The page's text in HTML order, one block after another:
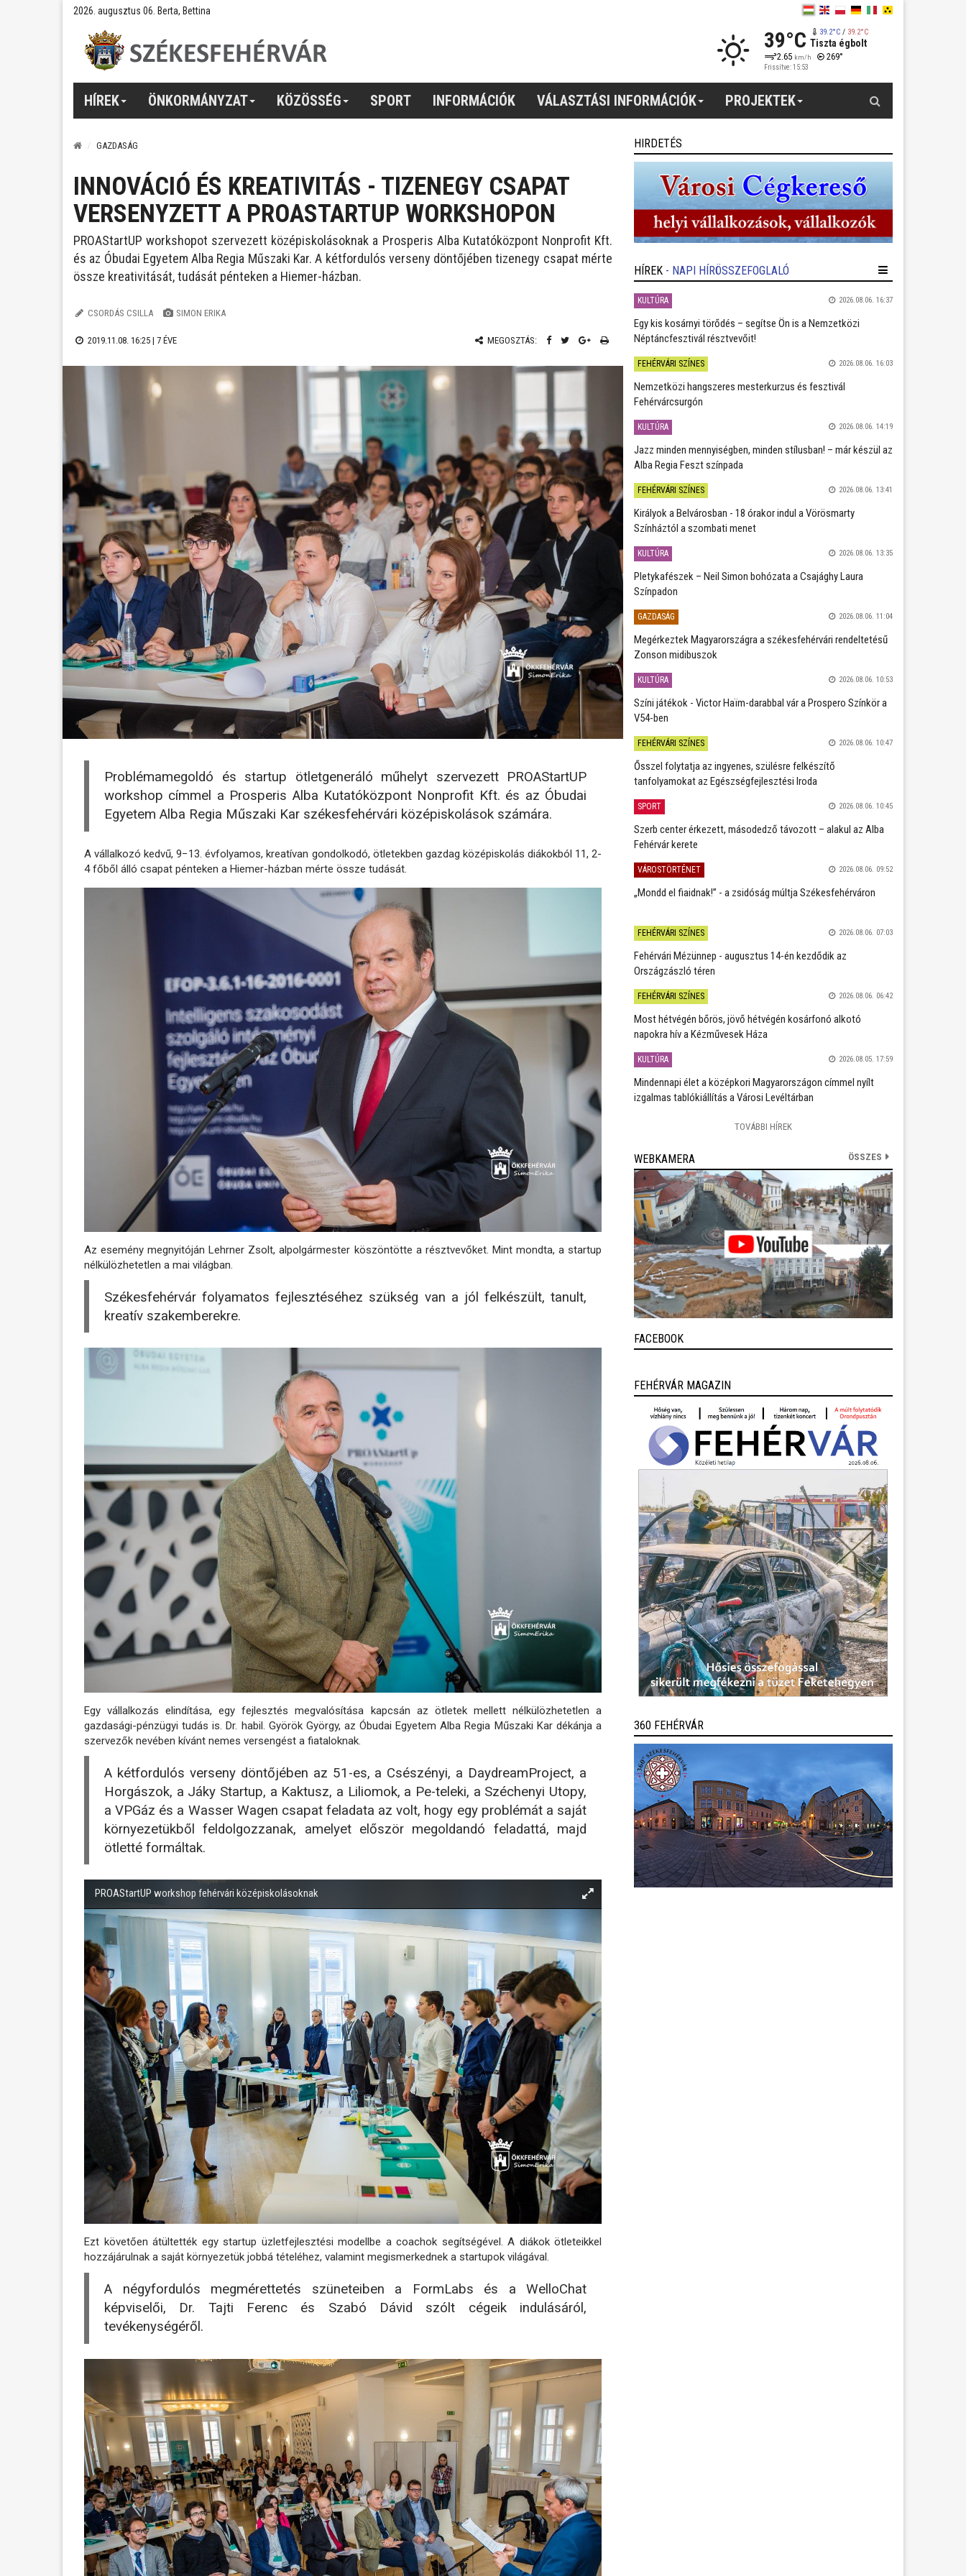
2026. augusztus 06. Berta, Bettina
39°C 39.2°C/ 39.2°C
Tiszta égbolt
2.65 km/h 269°
Frissítve: 15:53
HÍREK ÖNKORMÁNYZAT KÖZÖSSÉG SPORT INFORMÁCIÓK VÁLASZTÁSI INFORMÁCIÓK PROJEKTEK
GAZDASÁG
INNOVÁCIÓ ÉS KREATIVITÁS - TIZENEGY CSAPAT
VERSENYZETT A PROASTARTUP WORKSHOPON
PROAStartUP workshopot szervezett középiskolásoknak a Prosperis Alba Kutatóközpont Nonprofit Kft.
és az Óbudai Egyetem Alba Regia Műszaki Kar. A kétfordulós verseny döntőjében tizenegy csapat mérte
össze kreativitását, tudását pénteken a Hiemer-házban.
CSORDÁS CSILLA SIMON ERIKA
2019.11.08. 16:25 | 7 ÉVE MEGOSZTÁS:
Problémamegoldó és startup ötletgeneráló műhelyt szervezett PROAStartUP
workshop címmel a Prosperis Alba Kutatóközpont Nonprofit Kft. és az Óbudai
Egyetem Alba Regia Műszaki Kar székesfehérvári középiskolások számára.
A vállalkozó kedvű, 9−13. évfolyamos, kreatívan gondolkodó, ötletekben gazdag középiskolás diákokból 11, 2-
4 főből álló csapat pénteken a Hiemer-házban mérte össze tudását.
Az esemény megnyitóján Lehrner Zsolt, alpolgármester köszöntötte a résztvevőket. Mint mondta, a startup
nélkülözhetetlen a mai világban.
Székesfehérvár folyamatos fejlesztéséhez szükség van a jól felkészült, tanult,
kreatív szakemberekre.
Egy vállalkozás elindítása, egy fejlesztés megvalósítása kapcsán az ötletek mellett nélkülözhetetlen a
gazdasági-pénzügyi tudás is. Dr. habil. Györök György, az Óbudai Egyetem Alba Regia Műszaki Kar dékánja a
szervezők nevében kívánt nemes versengést a fiataloknak.
A kétfordulós verseny döntőjében az 51-es, a Csészényi, a DaydreamProject, a
Horgászok, a Jáky Startup, a Kaktusz, a Liliomok, a Pe-teleki, a Széchenyi Utopy,
a VPGáz és a Wasser Wagen csapat feladata az volt, hogy egy problémát a saját
környezetükből feldolgozzanak, amelyet először megoldandó feladattá, majd
ötletté formáltak.
PROAStartUP workshop fehérvári középiskolásoknak
Ezt követően átültették egy startup üzletfejlesztési modellbe a coachok segítségével. A diákok ötleteikkel
hozzájárulnak a saját környezetük jobbá tételéhez, valamint megismerkednek a startupok világával.
A négyfordulós megmérettetés szüneteiben a FormLabs és a WelloChat
képviselői, Dr. Tajti Ferenc és Szabó Dávid szólt cégeik indulásáról,
tevékenységéről.
HIRDETÉS
HÍREK - NAPI HÍRÖSSZEFOGLALÓ
KULTÚRA 2026.08.06. 16:37
Egy kis kosárnyi törődés – segítse Ön is a Nemzetközi
Néptáncfesztivál résztvevőit!
FEHÉRVÁRI SZÍNES 2026.08.06. 16:03
Nemzetközi hangszeres mesterkurzus és fesztivál
Fehérvárcsurgón
KULTÚRA 2026.08.06. 14:19
Jazz minden mennyiségben, minden stílusban! – már készül az
Alba Regia Feszt színpada
FEHÉRVÁRI SZÍNES 2026.08.06. 13:41
Királyok a Belvárosban - 18 órakor indul a Vörösmarty
Színháztól a szombati menet
KULTÚRA 2026.08.06. 13:35
Pletykafészek – Neil Simon bohózata a Csajághy Laura
Színpadon
GAZDASÁG 2026.08.06. 11:04
Megérkeztek Magyarországra a székesfehérvári rendeltetésű
Zonson midibuszok
KULTÚRA 2026.08.06. 10:53
Színi játékok - Victor Haïm-darabbal vár a Prospero Színkör a
V54-ben
FEHÉRVÁRI SZÍNES 2026.08.06. 10:47
Ősszel folytatja az ingyenes, szülésre felkészítő
tanfolyamokat az Egészségfejlesztési Iroda
SPORT 2026.08.06. 10:45
Szerb center érkezett, másodedző távozott – alakul az Alba
Fehérvár kerete
VÁROSTÖRTÉNET 2026.08.06. 09:52
„Mondd el fiaidnak!” - a zsidóság múltja Székesfehérváron
FEHÉRVÁRI SZÍNES 2026.08.06. 07:03
Fehérvári Mézünnep - augusztus 14-én kezdődik az
Országzászló téren
FEHÉRVÁRI SZÍNES 2026.08.06. 06:42
Most hétvégén bőrös, jövő hétvégén kosárfonó alkotó
napokra hív a Kézművesek Háza
KULTÚRA 2026.08.05. 17:59
Mindennapi élet a középkori Magyarországon címmel nyílt
izgalmas tablókiállítás a Városi Levéltárban
TOVÁBBI HÍREK
WEBKAMERA ÖSSZES
FACEBOOK
FEHÉRVÁR MAGAZIN
360 FEHÉRVÁR